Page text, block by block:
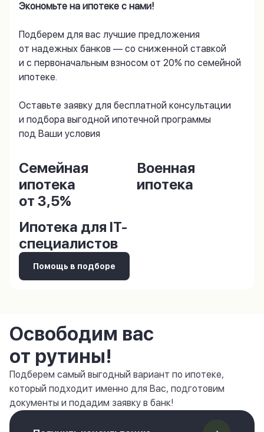
Экономьте на ипотеке с нами!
Подберем для вас лучшие предложения
от надежных банков — со сниженной ставкой
и с первоначальным взносом от 20% по семейной
ипотеке.
Оставьте заявку для бесплатной консультации
и подбора выгодной ипотечной программы
под Ваши условия
Семейная
ипотека
от 3,5%
Военная
ипотека
Ипотека для IT-
специалистов
Помощь в подборе
Освободим вас
от рутины!
Подберем самый выгодный вариант по ипотеке,
который подходит именно для Вас, подготовим
документы и подадим заявку в банк!